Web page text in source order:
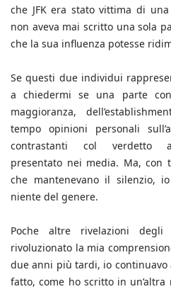
che JFK era stato vittima di
non aveva mai scritto una sola
che la sua influenza potesse
Se questi due individui
a chiedermi se una parte
maggioranza,
tempo opinioni personali
contrastanti col verdetto
presentato nei media. Ma, con
che mantenevano il silenzio,
niente del genere.
Poche altre rivelazioni
rivoluzionato la mia
due anni più tardi, io
fatto, come ho scritto in